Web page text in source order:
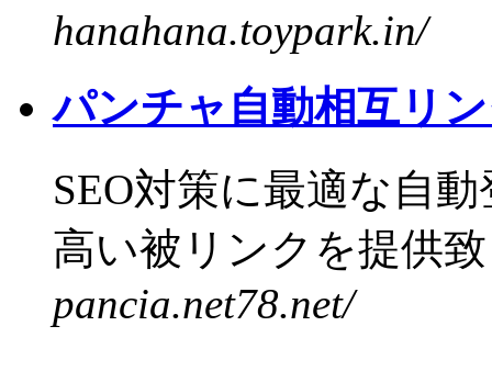
hanahana.toypark.in/
パンチャ自動相互リ
SEO対策に最適な自
高い被リンクを提供
pancia.net78.net/